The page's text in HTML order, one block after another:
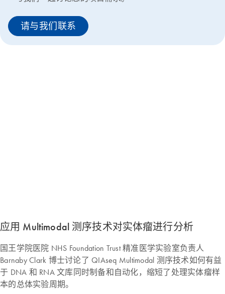
请与我们联系
应用 Multimodal 测序技术对实体瘤进行分析
国王学院医院 NHS Foundation Trust 精准医学实验室负责人
Barnaby Clark 博士讨论了 QIAseq Multimodal 测序技术如何有益
于 DNA 和 RNA 文库同时制备和自动化，缩短了处理实体瘤样
本的总体实验周期。